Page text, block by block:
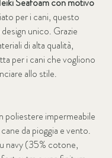
Seafoam con motivo
per i cani, questo
unico. Grazie
di alta qualità,
per i cani che vogliono
allo stile.
poliestere impermeabile
da pioggia e vento.
navy (35% cotone,